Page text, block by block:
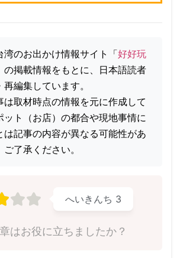
のお出かけ情報サイト「好好玩
の掲載情報をもとに、日本語読者
取材時点の情報を元に作成して
ット（お店）の都合や現地事情に
は記事の内容が異なる可能性があ
了承ください。
はお役に立ちましたか？
へいきんち 3